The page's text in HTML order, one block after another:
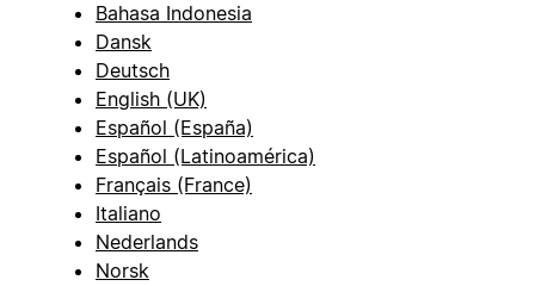
Bahasa Indonesia
Dansk
Deutsch
English (UK)
Español (España)
Español (Latinoamérica)
Français (France)
Italiano
Nederlands
Norsk